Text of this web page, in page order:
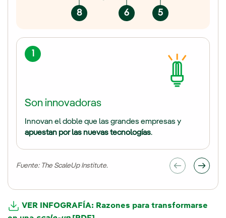
5
6
8
Son innovadoras
Innovan el doble que las grandes empresas y
apuestan por las nuevas tecnologías.
Fuente: The ScaleUp Institute.
VER INFOGRAFÍA: Razones para transformarse